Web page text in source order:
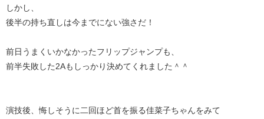
しかし、
後半の持ち直しは今までにない強さだ！
前日うまくいかなかったフリップジャンプも、
前半失敗した2Aもしっかり決めてくれました＾＾
演技後、悔しそうに二回ほど首を振る佳菜子ちゃんをみて